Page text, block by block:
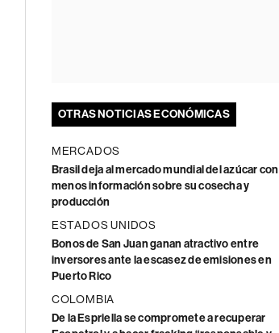
OTRAS NOTICIAS ECONÓMICAS
MERCADOS
Brasil deja al mercado mundial del azúcar con
menos información sobre su cosecha y
producción
ESTADOS UNIDOS
Bonos de San Juan ganan atractivo entre
inversores ante la escasez de emisiones en
Puerto Rico
COLOMBIA
De la Espriella se compromete a recuperar